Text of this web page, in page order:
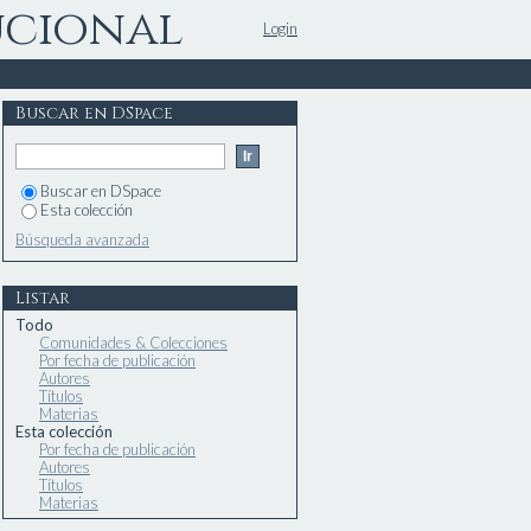
Login
Buscar en DSpace
Buscar en DSpace
Esta colección
Búsqueda avanzada
Listar
Todo
Comunidades & Colecciones
Por fecha de publicación
Autores
Títulos
Materias
Esta colección
Por fecha de publicación
Autores
Títulos
Materias